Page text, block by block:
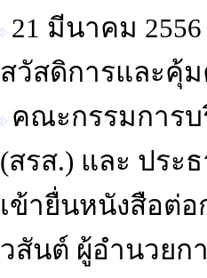
21 มีนาคม
สวัสดิการและคุ้
คณะกรรมการ
(สรส.) และ ประ
เข้ายื่นหนังสือต่
วสันต์ ผู้อำนวย